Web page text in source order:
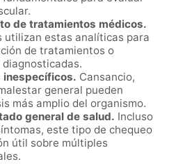
de tratamientos médicos.
utilizan estas analíticas para
de tratamientos o
inespecíficos. Cansancio,
general pueden
más amplio del organismo.
general de salud. Incluso
este tipo de chequeo
útil sobre múltiples